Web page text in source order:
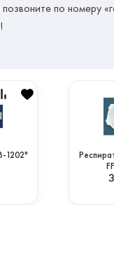
по номеру
1202"